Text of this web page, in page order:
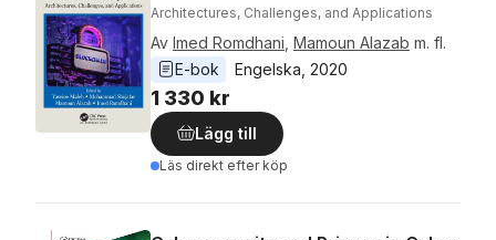
Architectures, Challenges, and Applications
Av Imed Romdhani Mamoun Alazab m. fl.
E-bok
Engelska 2020
1 330 kr
Lägg till
Läs direkt efter köp